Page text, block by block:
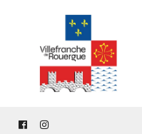
content